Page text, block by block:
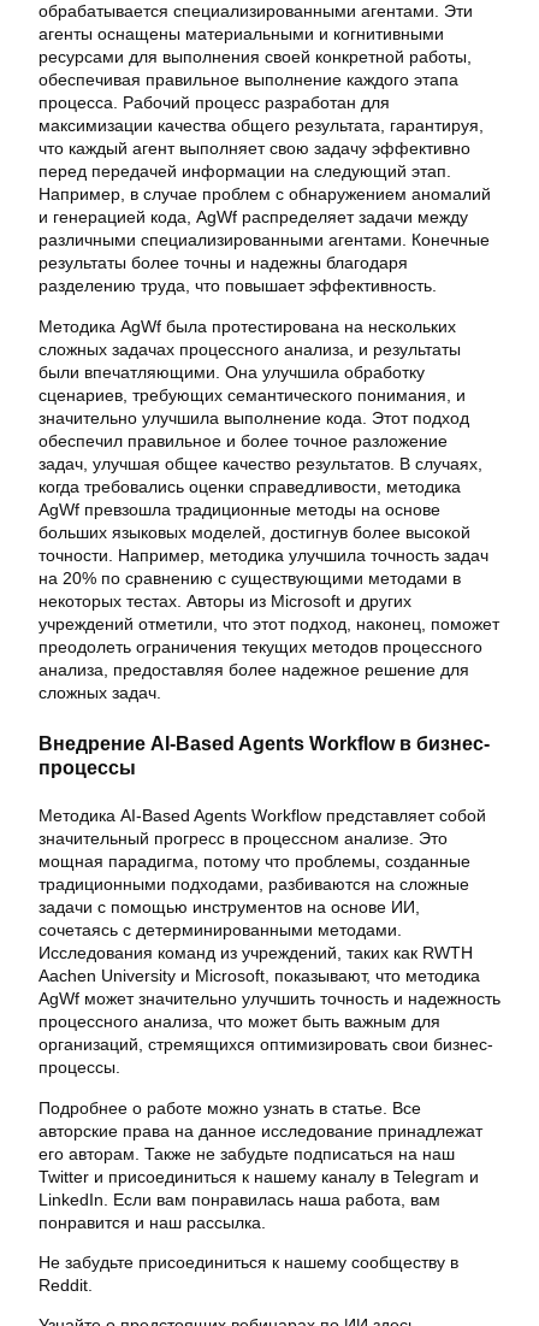
обрабатывается специализированными агентами. Эти
агенты оснащены материальными и когнитивными
ресурсами для выполнения своей конкретной работы,
обеспечивая правильное выполнение каждого этапа
процесса. Рабочий процесс разработан для
максимизации качества общего результата, гарантируя,
что каждый агент выполняет свою задачу эффективно
перед передачей информации на следующий этап.
Например, в случае проблем с обнаружением аномалий
и генерацией кода, AgWf распределяет задачи между
различными специализированными агентами. Конечные
результаты более точны и надежны благодаря
разделению труда, что повышает эффективность.
Методика AgWf была протестирована на нескольких
сложных задачах процессного анализа, и результаты
были впечатляющими. Она улучшила обработку
сценариев, требующих семантического понимания, и
значительно улучшила выполнение кода. Этот подход
обеспечил правильное и более точное разложение
задач, улучшая общее качество результатов. В случаях,
когда требовались оценки справедливости, методика
AgWf превзошла традиционные методы на основе
больших языковых моделей, достигнув более высокой
точности. Например, методика улучшила точность задач
на 20% по сравнению с существующими методами в
некоторых тестах. Авторы из Microsoft и других
учреждений отметили, что этот подход, наконец, поможет
преодолеть ограничения текущих методов процессного
анализа, предоставляя более надежное решение для
сложных задач.
Внедрение AI-Based Agents Workflow в бизнес-
процессы
Методика AI-Based Agents Workflow представляет собой
значительный прогресс в процессном анализе. Это
мощная парадигма, потому что проблемы, созданные
традиционными подходами, разбиваются на сложные
задачи с помощью инструментов на основе ИИ,
сочетаясь с детерминированными методами.
Исследования команд из учреждений, таких как RWTH
Aachen University и Microsoft, показывают, что методика
AgWf может значительно улучшить точность и надежность
процессного анализа, что может быть важным для
организаций, стремящихся оптимизировать свои бизнес-
процессы.
Подробнее о работе можно узнать в статье. Все
авторские права на данное исследование принадлежат
его авторам. Также не забудьте подписаться на наш
Twitter и присоединиться к нашему каналу в Telegram и
LinkedIn. Если вам понравилась наша работа, вам
понравится и наш рассылка.
Не забудьте присоединиться к нашему сообществу в
Reddit.